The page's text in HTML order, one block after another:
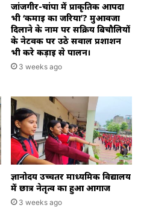
जांजगीर-चांपा में प्राकृतिक आपदा
भी ‘कमाई का जरिया’? मुआवजा
दिलाने के नाम पर सक्रिय बिचौलियों
के नेटवर्क पर उठे सवाल प्रशाशन
भी करे कड़ाई से पालन।
3 weeks ago
ज्ञानोदय उच्चतर माध्यमिक विद्यालय
में छात्र नेतृत्व का हुआ आगाज
3 weeks ago